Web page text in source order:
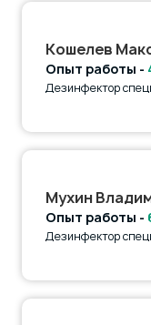
Кошелев
Опыт работы -
Дезинфектор
Мухин
Опыт работы -
Дезинфектор